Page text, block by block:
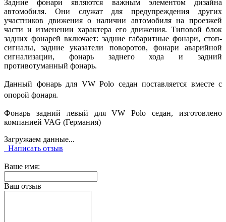
Задние фонари являются важным элементом дизайна
автомобиля. Они служат для предупреждения других
участников движения о наличии автомобиля на проезжей
части и изменении характера его движения. Типовой блок
задних фонарей включает: задние габаритные фонари, стоп-
сигналы, задние указатели поворотов, фонари аварийной
сигнализации, фонарь заднего хода и задний
противотуманный фонарь.
Данный фонарь для VW Polo седан поставляется вместе с
опорой фонаря.
Фонарь задний левый для VW Polo седан, изготовлено
компанией VAG (Германия)
Загружаем данные...
Написать отзыв
Ваше имя:
Ваш отзыв